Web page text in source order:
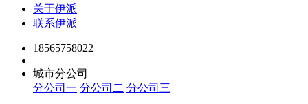
关于伊派
联系伊派
18565758022
城市分公司
分公司一 分公司二 分公司三